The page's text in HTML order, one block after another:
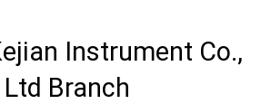
Instrument Co.,
Ltd Branch